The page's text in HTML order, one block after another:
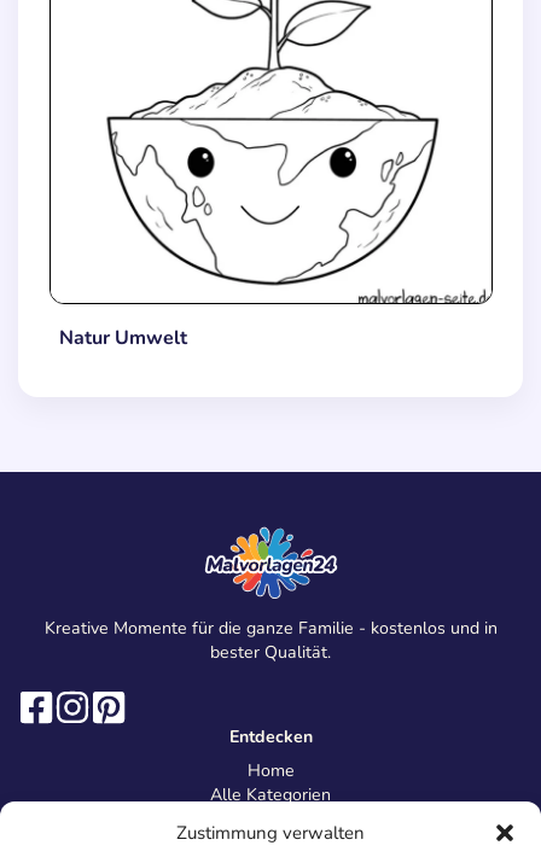
Zustimmung verwalten
Natur Umwelt
Kreative Momente für die ganze Familie - kostenlos und in
bester Qualität.
Entdecken
Home
Alle Kategorien
Information